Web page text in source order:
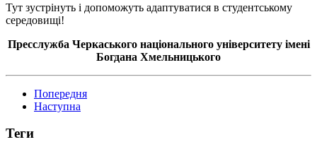
Тут зустрінуть і допоможуть адаптуватися в студентському
середовищі!
Пресслужба Черкаського національного університету імені
Богдана Хмельницького
Попередня
Наступна
Теги